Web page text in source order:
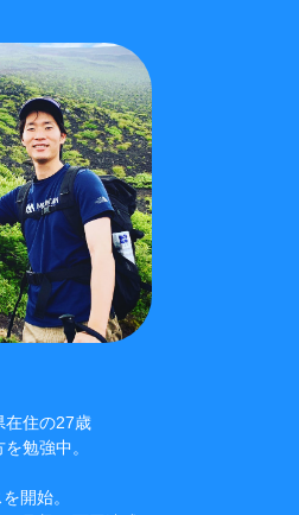
在住の27歳
勉強中。
開始。